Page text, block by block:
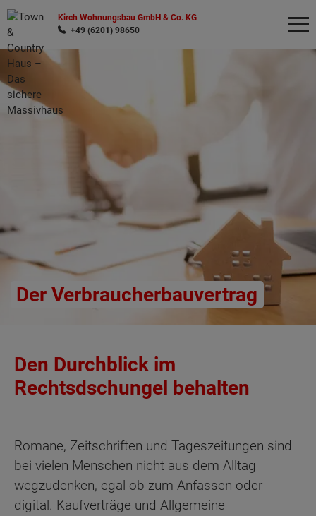
Kirch Wohnungsbau GmbH & Co. KG
+49 (6201) 98650
Der Verbraucherbauvertrag
Den Durchblick im
Rechtsdschungel behalten
Romane, Zeitschriften und Tageszeitungen sind
bei vielen Menschen nicht aus dem Alltag
wegzudenken, egal ob zum Anfassen oder
digital. Kaufverträge und Allgemeine
Wonach möchten Sie suchen?